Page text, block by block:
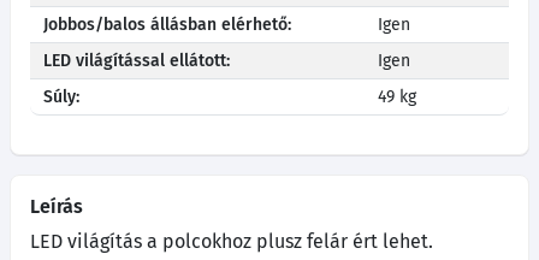
Jobbos/balos állásban elérhető:
Igen
LED világítással ellátott:
Igen
Súly:
49 kg
Leírás
LED világítás a polcokhoz plusz felár ért lehet.